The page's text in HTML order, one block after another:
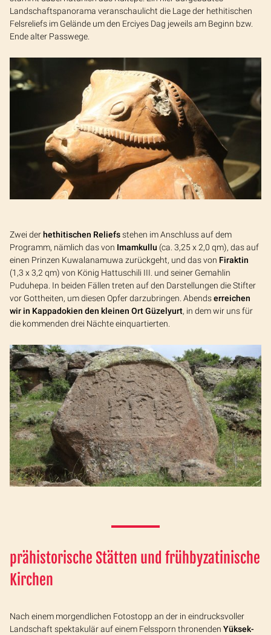
Landschaftspanorama veranschaulicht die Lage der hethitischen
Felsreliefs im Gelände um den Erciyes Dag jeweils am Beginn bzw.
Ende alter Passwege.
Zwei der hethitischen Reliefsstehen im Anschluss auf dem
Programm, nämlich das von Imamkullu (ca. 3,25 x 2,0 qm), das auf
einen Prinzen Kuwalanamuwa zurückgeht, und das von Firaktin
(1,3 x 3,2 qm) von König Hattuschili III. und seiner Gemahlin
Puduhepa. In beiden Fällen treten auf den Darstellungen die Stifter
vor Gottheiten, um diesen Opfer darzubringen. Abendserreichen
wir in Kappadokien den kleinen Ort Güzelyurt, in dem wir uns für
die kommenden drei Nächte einquartierten.
prähistorische Stätten und frühbyzatinische
Kirchen
Nach einem morgendlichen Fotostopp an der in eindrucksvoller
Landschaft spektakulär auf einem Felssporn thronenden Yüksek-